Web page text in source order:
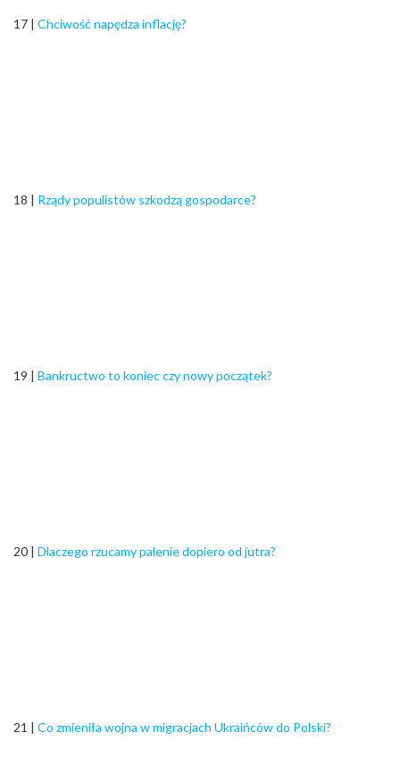
17 | Chciwość napędza inflację?
18 | Rządy populistów szkodzą gospodarce?
19 | Bankructwo to koniec czy nowy początek?
20 | Dlaczego rzucamy palenie dopiero od jutra?
21 | Co zmieniła wojna w migracjach Ukraińców do Polski?